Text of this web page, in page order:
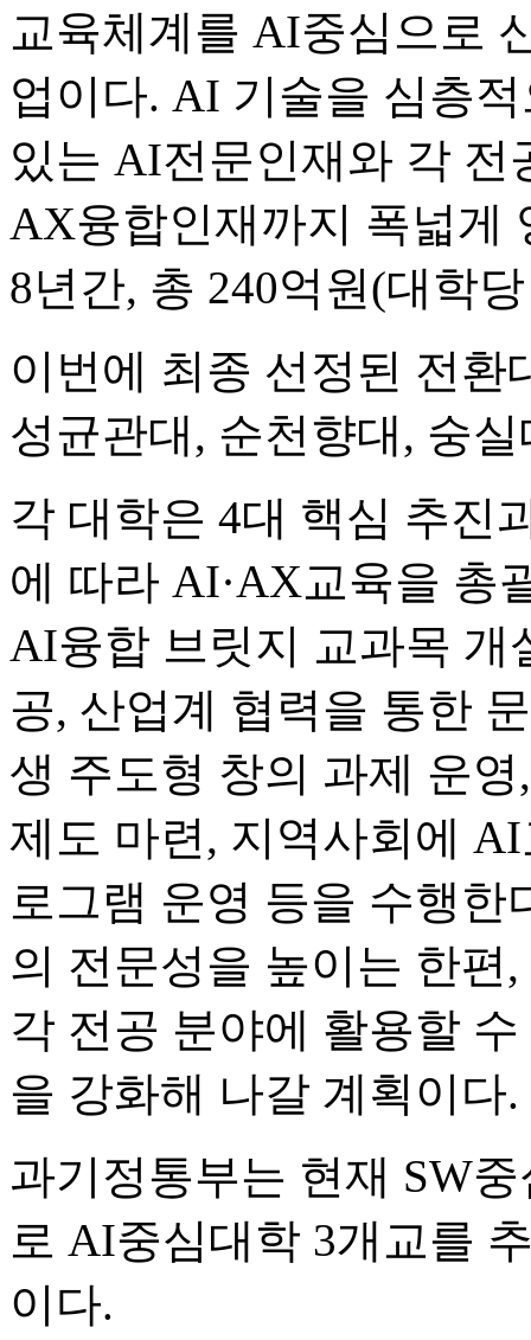
교육체계를 AI중심으로
업이다. AI 기술을 심층
있는 AI전문인재와 각 전
AX융합인재까지 폭넓게
8년간, 총 240억원(대학
이번에 최종 선정된 전환
성균관대, 순천향대, 숭
각 대학은 4대 핵심 추진
에 따라 AI·AX교육을 총
AI융합 브릿지 교과목 개
공, 산업계 협력을 통한
생 주도형 창의 과제 운
제도 마련, 지역사회에
로그램 운영 등을 수행한
의 전문성을 높이는 한
각 전공 분야에 활용할
을 강화해 나갈 계획이다.
과기정통부는 현재 SW
로 AI중심대학 3개교를
이다.